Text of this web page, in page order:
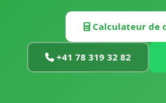
Calculateur de
+41 78 319 32 82